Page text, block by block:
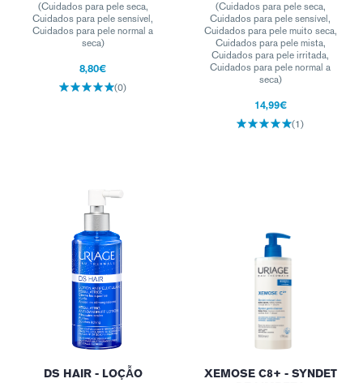
(Cuidados para pele seca,
Cuidados para pele sensível,
Cuidados para pele normal a
seca)
8,80€
(0)
(Cuidados para pele seca,
Cuidados para pele sensível,
Cuidados para pele muito seca,
Cuidados para pele mista,
Cuidados para pele irritada,
Cuidados para pele normal a
seca)
14,99€
(1)
DS HAIR - LOÇẪO
XEMOSE C8+ - SYNDET